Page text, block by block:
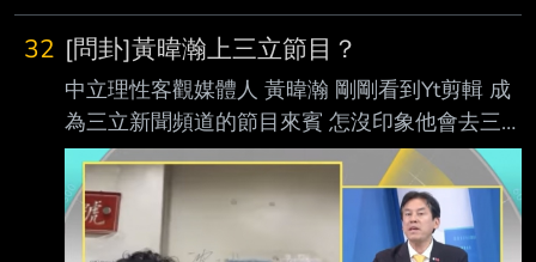
32 [問卦]黃暐瀚上三立節目？
中立理性客觀媒體人 黃暐瀚 剛剛看到Yt剪輯 成
為三立新聞頻道的節目來賓 怎沒印象他會去三
立上節目 卦？ https://i.imgur.com/buD5I5y.jpeg
--